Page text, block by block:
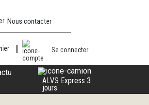
Nous contacter
Se connecter
ALVS Express 3
jours